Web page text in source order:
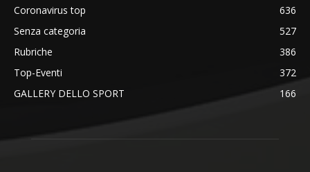
Coronavirus top
636
Senza categoria
527
Rubriche
386
Top-Eventi
372
GALLERY DELLO SPORT
166